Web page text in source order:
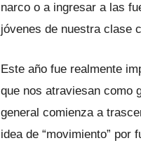
narco o a ingresar a las
jóvenes de nuestra clase
Este año fue realmente
que nos atraviesan como
general comienza a
idea de “movimiento”